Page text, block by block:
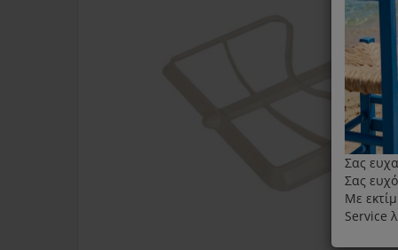
Σας
Σας
Με
Service